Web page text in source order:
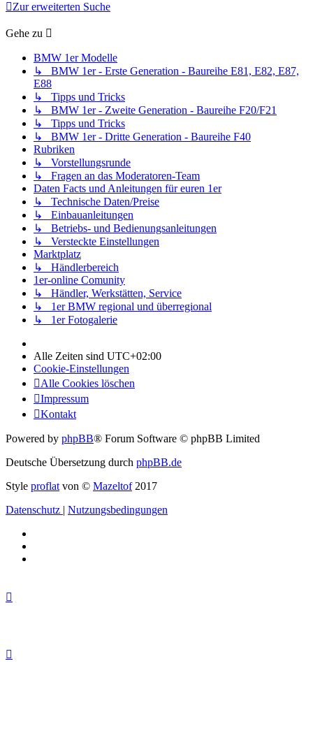
Zur erweiterten Suche
Gehe zu
BMW 1er Modelle
↳ BMW 1er - Erste Generation - Baureihe E81, E82, E87,
E88
↳ Tipps und Tricks
↳ BMW 1er - Zweite Generation - Baureihe F20/F21
↳ Tipps und Tricks
↳ BMW 1er - Dritte Generation - Baureihe F40
Rubriken
↳ Vorstellungsrunde
↳ Fragen an das Moderatoren-Team
Daten Facts und Anleitungen für euren 1er
↳ Technische Daten/Preise
↳ Einbauanleitungen
↳ Betriebs- und Bedienungsanleitungen
↳ Versteckte Einstellungen
Marktplatz
↳ Händlerbereich
1er-online Comunity
↳ Händler, Werkstätten, Service
↳ 1er BMW regional und überregional
↳ 1er Fotogalerie
Alle Zeiten sind UTC+02:00
Cookie-Einstellungen
Alle Cookies löschen
Impressum
Kontakt
Powered by phpBB® Forum Software © phpBB Limited
Deutsche Übersetzung durch phpBB.de
Style proflatvon © Mazeltof2017
Datenschutz
Nutzungsbedingungen